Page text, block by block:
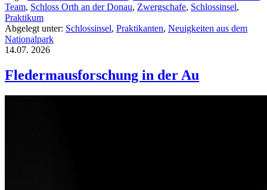
Team, Schloss Orth an der Donau, Zwergschafe, Schlossinsel,
Praktikum
Abgelegt unter: Schlossinsel, Praktikanten, Neuigkeiten aus dem
Nationalpark
14.07. 2026
Fledermausforschung in der Au